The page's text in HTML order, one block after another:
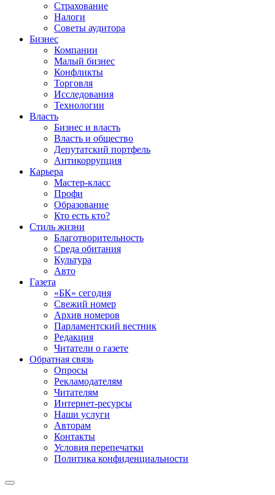
Страхование
Налоги
Советы аудитора
Бизнес
Компании
Малый бизнес
Конфликты
Торговля
Исследования
Технологии
Власть
Бизнес и власть
Власть и общество
Депутатский портфель
Антикоррупция
Карьера
Мастер-класс
Профи
Образование
Кто есть кто?
Стиль жизни
Благотворительность
Среда обитания
Культура
Авто
Газета
«БК» сегодня
Свежий номер
Архив номеров
Парламентский вестник
Редакция
Читатели о газете
Обратная связь
Опросы
Рекламодателям
Читателям
Интернет-ресурсы
Наши услуги
Авторам
Контакты
Условия перепечатки
Политика конфиденциальности